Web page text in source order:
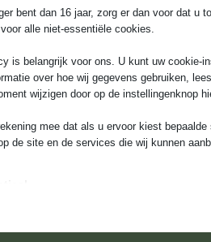
bent dan 16 jaar, zorg er dan voor dat u
alle niet-essentiële cookies.
is belangrijk voor ons. U kunt uw cookie-
over hoe wij gegevens gebruiken,
wijzigen door op de instellingenknop
mee dat als u ervoor kiest
de site en de services die wij kunnen
volgens de AVG.